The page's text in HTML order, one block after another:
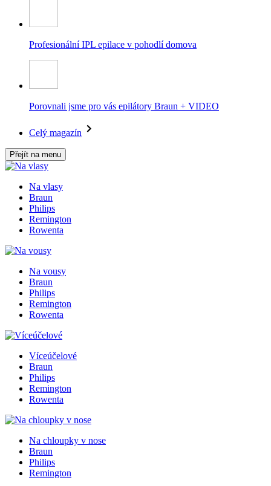
Profesionální IPL epilace v pohodlí domova
Porovnali jsme pro vás epilátory Braun + VIDEO
Celý magazín
Přejít na menu
Na vlasy
Braun
Philips
Remington
Rowenta
Na vousy
Braun
Philips
Remington
Rowenta
Víceúčelové
Braun
Philips
Remington
Rowenta
Na chloupky v nose
Braun
Philips
Remington